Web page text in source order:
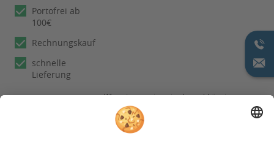
Portofrei ab
100€
Rechnungskauf
schnelle
Lieferung
Wir nutzen reviews.io als unabhängigen
Dienstleister für die Einholung von
Bewertungen. Erfahren Sie mehr unter
unserenInformationen zu
Kundenbewertungen